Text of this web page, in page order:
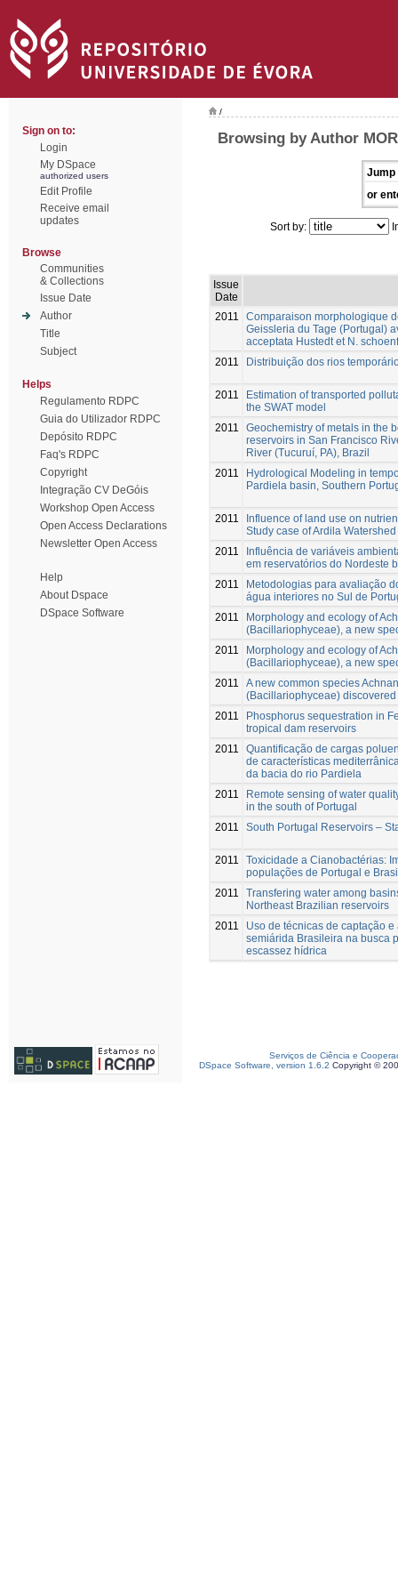
Sign on to:
Login
My DSpace
authorized users
Edit Profile
Receive email
updates
Browse
Communities
& Collections
Issue Date
Author
Title
Subject
Helps
Regulamento RDPC
Guia do Utilizador RDPC
Depósito RDPC
Faq's RDPC
Copyright
Integração CV DeGóis
Workshop Open Access
Open Access Declarations
Newsletter Open Access
Help
About Dspace
DSpace Software
/
Browsing by Author
Jump
or
Sort by:
Issue
Date
2011
Comparaison morphologique
Geissleria du Tage (Portugal)
acceptata Hustedt et N.
2011
Distribuição dos rios
2011
Estimation of transported
the SWAT model
2011
Geochemistry of metals in the
reservoirs in San Francisco
River (Tucuruí, PA), Brazil
2011
Hydrological Modeling in
Pardiela basin, Southern
2011
Influence of land use on
Study case of Ardila Watershed
2011
Influência de variáveis
em reservatórios do Nordeste
2011
Metodologias para avaliação
água interiores no Sul de
2011
Morphology and ecology of
(Bacillariophyceae), a new
2011
Morphology and ecology of
(Bacillariophyceae), a new
2011
A new common species
(Bacillariophyceae)
2011
Phosphorus sequestration in
tropical dam reservoirs
2011
Quantificação de cargas
de características
da bacia do rio Pardiela
2011
Remote sensing of water
in the south of Portugal
2011
South Portugal Reservoirs –
2011
Toxicidade a Cianobactérias:
populações de Portugal e
2011
Transfering water among
Northeast Brazilian reservoirs
2011
Uso de técnicas de captação
semiárida Brasileira na busca
escassez hídrica
Serviços de Ciência e
DSpace Software, version 1.6.2 Copyright ©